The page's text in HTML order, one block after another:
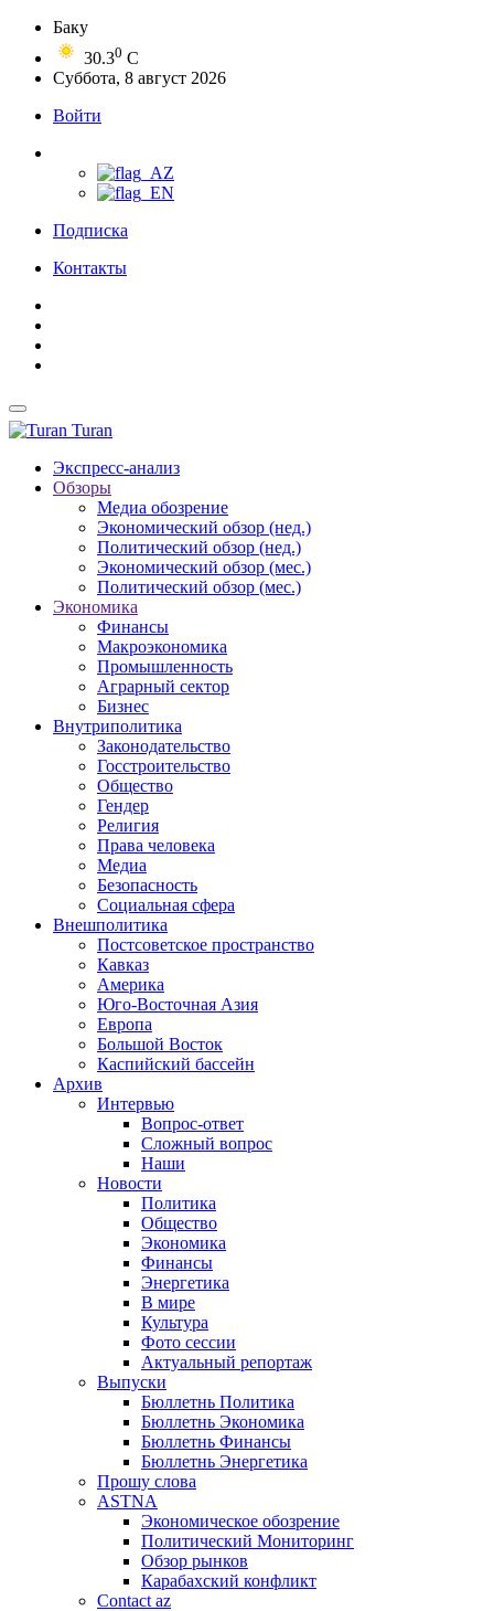
Баку
30.30 C
Суббота, 8 август 2026
Войти
Подписка
Контакты
Turan
Экспресс-анализ
Обзоры
Медиа обозрение
Экономический обзор (нед.)
Политический обзор (нед.)
Экономический обзор (мес.)
Политический обзор (мес.)
Экономика
Финансы
Макроэкономика
Промышленность
Аграрный сектор
Бизнес
Внутриполитика
Законодательство
Госстроительство
Общество
Гендер
Религия
Права человека
Медиа
Безопасность
Социальная сфера
Внешполитика
Постсоветское пространство
Кавказ
Америка
Юго-Восточная Азия
Европа
Большой Восток
Каспийский бассейн
Архив
Интервью
Вопрос-ответ
Сложный вопрос
Наши
Новости
Политика
Общество
Экономика
Финансы
Энергетика
В мире
Культура
Фото сессии
Актуальный репортаж
Выпуски
Бюллетнь Политика
Бюллетнь Экономика
Бюллетнь Финансы
Бюллетнь Энергетика
Прошу слова
ASTNA
Экономическое обозрение
Политический Мониторинг
Обзор рынков
Карабахский конфликт
Contact az